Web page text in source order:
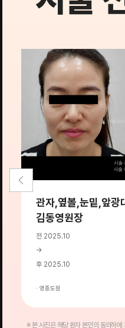
관자,옆볼,눈밑,앞광
김동영원장
전 2025.10
→
후 2025.10
· 영종도점
※ 본 사진은 해당 환자 본인의 동의하